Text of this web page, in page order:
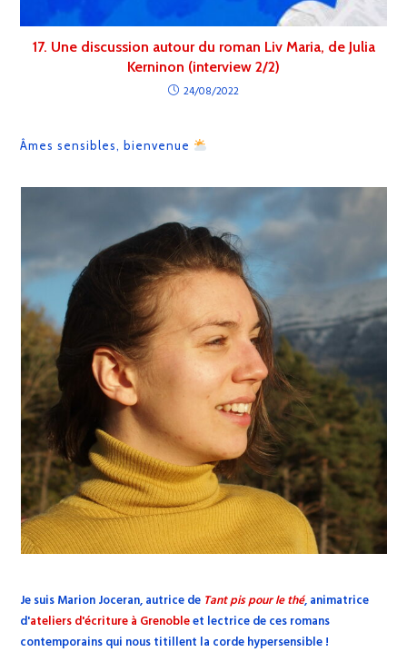
17. Une discussion autour du roman Liv Maria, de Julia
Kerninon (interview 2/2)
24/08/2022
Âmes sensibles, bienvenue
Je suis Marion Joceran, autrice de Tant pis pour le thé, animatrice
d'ateliers d'écriture à Grenobleet lectrice de ces romans
contemporains qui nous titillent la corde hypersensible !